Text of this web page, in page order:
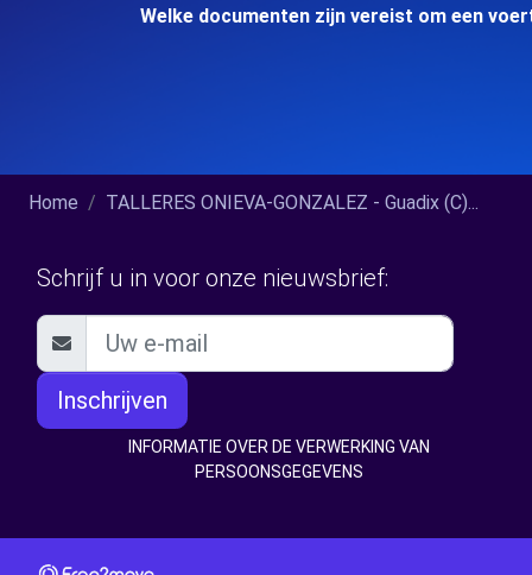
Welke documenten zijn vereist om een
Home TALLERES ONIEVA-GONZALEZ - Guadix (C)...
Schrijf u in voor onze nieuwsbrief:
Inschrijven
INFORMATIE OVER DE VERWERKING VAN
PERSOONSGEGEVENS